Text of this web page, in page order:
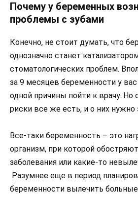
Почему у беременных
проблемы с зубами
Конечно, не стоит думать, что
однозначно станет
стоматологических проблем.
за 9 месяцев беременности у
одной причины пойти к врачу. Но
риски все же есть, и о них нужно
Все-таки беременность – это
организм, при которой
заболевания или какие-то
Разумнее еще в период
беременности вылечить